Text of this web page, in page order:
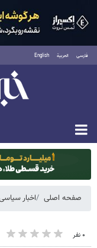
فارسی العربية English
یکشنبه ۱۸
صفحه اصلی اخبار
۰ نفر